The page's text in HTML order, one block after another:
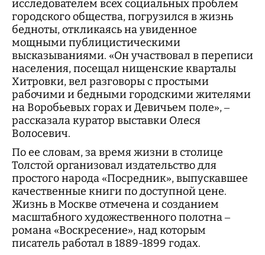
исследователем всех социальных проблем
городского общества, погрузился в жизнь
бедноты, откликаясь на увиденное
мощными публицистическими
высказываниями. «Он участвовал в переписи
населения, посещал нищенские кварталы
Хитровки, вел разговоры с простыми
рабочими и бедными городскими жителями
на Воробьевых горах и Девичьем поле», –
рассказала куратор выставки Олеся
Волосевич.
По ее словам, за время жизни в столице
Толстой организовал издательство для
простого народа «Посредник», выпускавшее
качественные книги по доступной цене.
Жизнь в Москве отмечена и созданием
масштабного художественного полотна –
романа «Воскресение», над которым
писатель работал в 1889-1899 годах.